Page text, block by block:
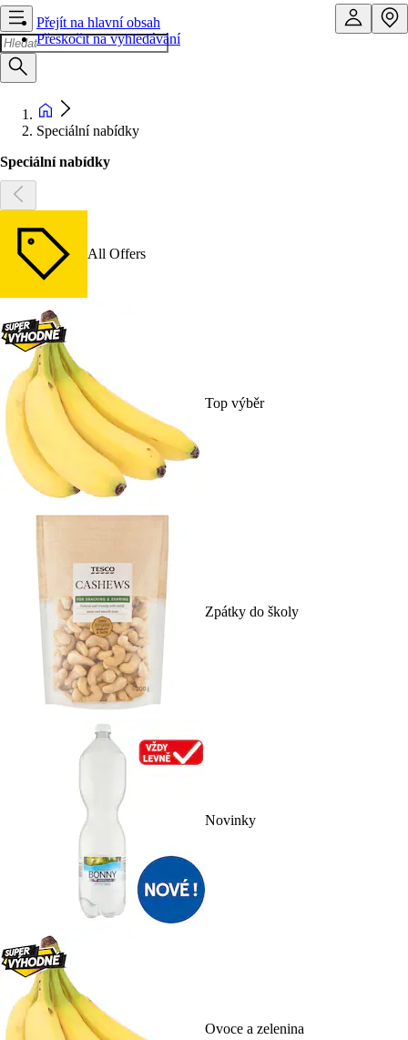
Přejít na hlavní obsah
Přeskočit na vyhledávání
Speciální nabídky
Speciální nabídky
All Offers
Top výběr
Zpátky do školy
Novinky
Ovoce a zelenina